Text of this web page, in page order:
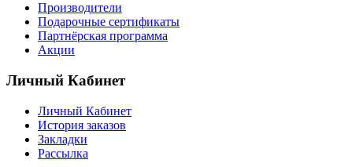
Производители
Подарочные сертификаты
Партнёрская программа
Акции
Личный Кабинет
Личный Кабинет
История заказов
Закладки
Рассылка